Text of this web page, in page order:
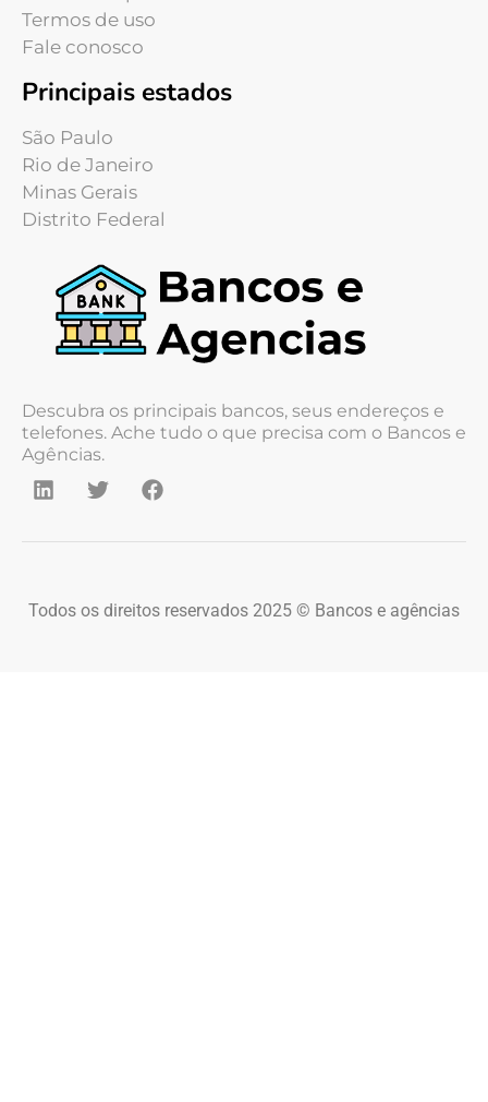
Termos de uso
Fale conosco
Principais estados
São Paulo
Rio de Janeiro
Minas Gerais
Distrito Federal
Descubra os principais bancos, seus endereços e
telefones. Ache tudo o que precisa com o Bancos e
Agências.
Todos os direitos reservados 2025 © Bancos e agências